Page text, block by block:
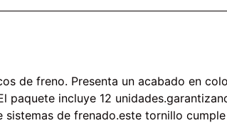
de freno. Presenta un acabado en
incluye 12
de frenado.este tornillo